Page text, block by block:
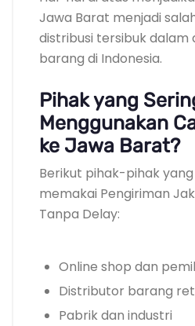
Jawa Barat menjadi
distribusi tersibuk dalam
barang di Indonesia.
Pihak yang
Menggunakan
ke Jawa Barat?
Berikut pihak-pihak
memakai Pengiriman
Tanpa Delay:
Online shop dan
Distributor barang
Pabrik dan industri